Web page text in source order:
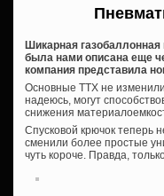
Шикарная
была нами описана еще
компания представила
Основные ТТХ не
надеюсь, могут
снижения
Спусковой крючок теперь
сменили более простые
чуть короче. Правда,